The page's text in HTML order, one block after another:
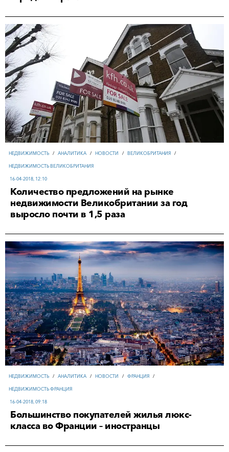
НЕДВИЖИМОСТЬ / АНАЛИТИКА / НОВОСТИ / ВЕЛИКОБРИТАНИЯ /
НЕДВИЖИМОСТЬ ВЕЛИКОБРИТАНИЯ
16-04-2018, 12:10
Количество предложений на рынке
недвижимости Великобритании за год
выросло почти в 1,5 раза
НЕДВИЖИМОСТЬ / АНАЛИТИКА / НОВОСТИ / ФРАНЦИЯ /
НЕДВИЖИМОСТЬ ФРАНЦИЯ
16-04-2018, 09:18
Большинство покупателей жилья люкс-
класса во Франции – иностранцы